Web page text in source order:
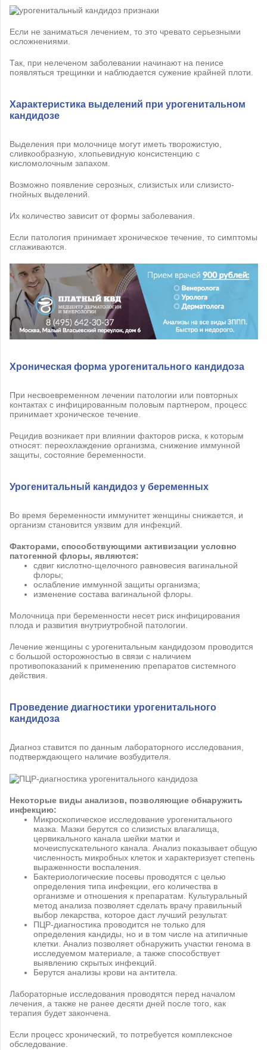
Если не заниматься лечением, то это чревато серьезными
осложнениями.
Так, при нелеченом заболевании начинают на пенисе
появляться трещинки и наблюдается сужение крайней плоти.
Характеристика выделений при урогенитальном
кандидозе
Выделения при молочнице могут иметь творожистую,
сливкообразную, хлопьевидную консистенцию с
кисломолочным запахом.
Возможно появление серозных, слизистых или слизисто-
гнойных выделений.
Их количество зависит от формы заболевания.
Если патология принимает хроническое течение, то симптомы
сглаживаются.
Хроническая форма урогенитального кандидоза
При несвоевременном лечении патологии или повторных
контактах с инфицированным половым партнером, процесс
принимает хроническое течение.
Рецидив возникает при влиянии факторов риска, к которым
относят: переохлаждение организма, снижение иммунной
защиты, состояние беременности.
Урогенитальный кандидоз у беременных
Во время беременности иммунитет женщины снижается, и
организм становится уязвим для инфекций.
Факторами, способствующими активизации условно
патогенной флоры, являются:
сдвиг кислотно-щелочного равновесия вагинальной
флоры;
ослабление иммунной защиты организма;
изменение состава вагинальной флоры.
Молочница при беременности несет риск инфицирования
плода и развития внутриутробной патологии.
Лечение женщины с урогенитальным кандидозом проводится
с большой осторожностью в связи с наличием
противопоказаний к применению препаратов системного
действия.
Проведение диагностики урогенитального
кандидоза
Диагноз ставится по данным лабораторного исследования,
подтверждающего наличие возбудителя.
Некоторые виды анализов, позволяющие обнаружить
инфекцию:
Микроскопическое исследование урогенитального
мазка. Мазки берутся со слизистых влагалища,
цервикального канала шейки матки и
мочеиспускательного канала. Анализ показывает общую
численность микробных клеток и характеризует степень
выраженности воспаления.
Бактериологические посевы проводятся с целью
определения типа инфекции, его количества в
организме и отношения к препаратам. Культуральный
метод анализа позволяет сделать врачу правильный
выбор лекарства, которое даст лучший результат.
ПЦР-диагностика проводится не только для
определения кандиды, но и в том числе на атипичные
клетки. Анализ позволяет обнаружить участки генома в
исследуемом материале, а также способствует
выявлению скрытых инфекций.
Берутся анализы крови на антитела.
Лабораторные исследования проводятся перед началом
лечения, а также не ранее десяти дней после того, как
терапия будет закончена.
Если процесс хронический, то потребуется комплексное
обследование.